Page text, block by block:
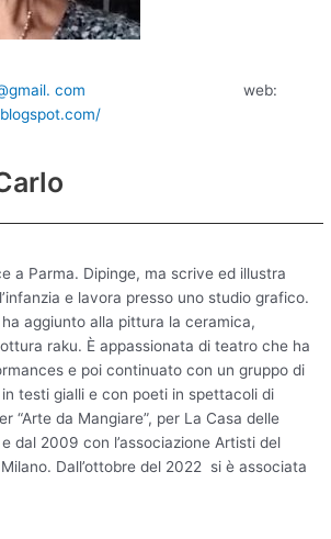
com web:
a Parma. Dipinge, ma scrive ed illustra
e lavora presso uno studio grafico.
aggiunto alla pittura la ceramica,
raku. È appassionata di teatro che ha
e poi continuato con un gruppo di
testi gialli e con poeti in spettacoli di
“Arte da Mangiare”, per La Casa delle
dal 2009 con l’associazione Artisti del
Dall’ottobre del 2022 si è associata